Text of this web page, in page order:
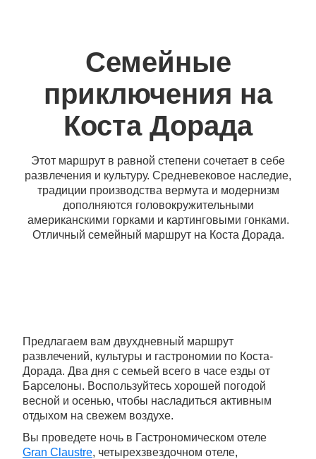
Семейные
приключения на
Коста Дорада
Этот маршрут в равной степени сочетает в себе
развлечения и культуру. Средневековое наследие,
традиции производства вермута и модернизм
дополняются головокружительными
американскими горками и картинговыми гонками.
Отличный семейный маршрут на Коста Дорада.
Предлагаем вам двухдневный маршрут
развлечений, культуры и гастрономии по Коста-
Дорада. Два дня с семьей всего в часе езды от
Барселоны. Воспользуйтесь хорошей погодой
весной и осенью, чтобы насладиться активным
отдыхом на свежем воздухе.
Вы проведете ночь в Гастрономическом отеле
Gran Claustre, четырехзвездочном отеле,